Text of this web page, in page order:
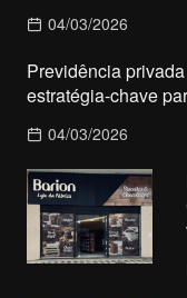
04/03/2026
Previdência
estratégia-chave
04/03/2026